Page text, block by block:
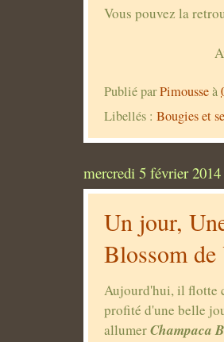
Vous pouvez la
Publié parPimousseà
Libellés : Bougies et
mercredi 5 février 2014
Un jour,
Blossom de
Aujourd'hui, il flotte
profité d'une belle
allumerChampaca